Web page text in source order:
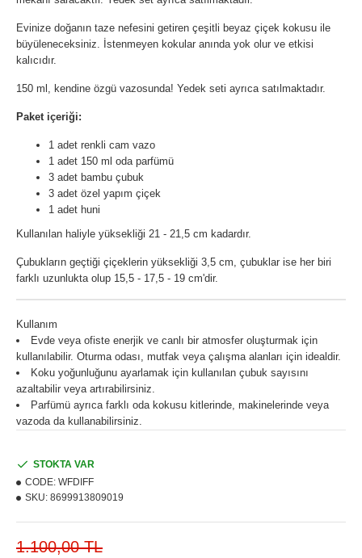
Evinize doğanın taze nefesini getiren çeşitli beyaz çiçek kokusu ile
büyüleneceksiniz. İstenmeyen kokular anında yok olur ve etkisi
kalıcıdır.
150 ml, kendine özgü vazosunda! Yedek seti ayrıca satılmaktadır.
Paket içeriği:
1 adet renkli cam vazo
1 adet 150 ml oda parfümü
3 adet bambu çubuk
3 adet özel yapım çiçek
1 adet huni
Kullanılan haliyle yüksekliği 21 - 21,5 cm kadardır.
Çubukların geçtiği çiçeklerin yüksekliği 3,5 cm, çubuklar ise her biri
farklı uzunlukta olup 15,5 - 17,5 - 19 cm'dir.
Kullanım
Evde veya ofiste enerjik ve canlı bir atmosfer oluşturmak için
kullanılabilir. Oturma odası, mutfak veya çalışma alanları için idealdir.
Koku yoğunluğunu ayarlamak için kullanılan çubuk sayısını
azaltabilir veya artırabilirsiniz.
Parfümü ayrıca farklı oda kokusu kitlerinde, makinelerinde veya
vazoda da kullanabilirsiniz.
1.100,00 TL
STOKTA VAR
CODE: WFDIFF
SKU: 8699913809019